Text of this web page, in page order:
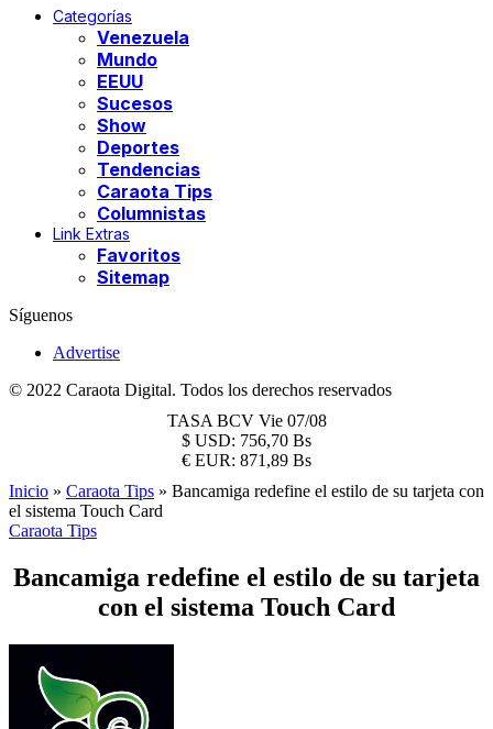
Categorías
Venezuela
Mundo
EEUU
Sucesos
Show
Deportes
Tendencias
Caraota Tips
Columnistas
Link Extras
Favoritos
Sitemap
Síguenos
Advertise
© 2022 Caraota Digital. Todos los derechos reservados
TASA BCV Vie 07/08
$ USD: 756,70 Bs
€ EUR: 871,89 Bs
Inicio » Caraota Tips » Bancamiga redefine el estilo de su tarjeta con
el sistema Touch Card
Caraota Tips
Bancamiga redefine el estilo de su tarjeta
con el sistema Touch Card